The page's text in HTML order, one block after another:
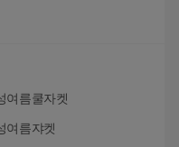
여름쿨자켓
여름쟈켓